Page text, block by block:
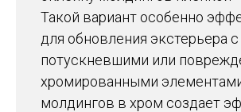
Такой вариант особенно
для обновления экстерьера с
потускневшими или
хромированными
молдингов в хром создает